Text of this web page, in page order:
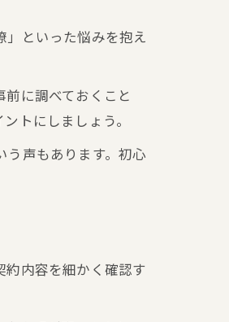
といった悩みを抱え
に調べておくこと
トにしましょう。
声もあります。初心
内容を細かく確認す